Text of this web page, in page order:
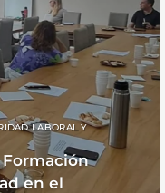
en el
LABORAL Y